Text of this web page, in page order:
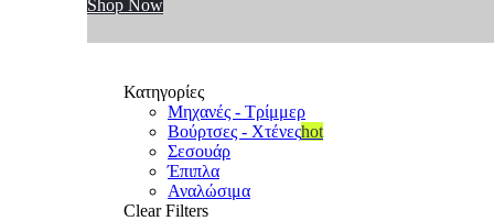
Shop Now
Κατηγορίες
Μηχανές - Τρίμμερ
Βούρτσες - Χτένεςhot
Σεσουάρ
Έπιπλα
Αναλώσιμα
Clear Filters